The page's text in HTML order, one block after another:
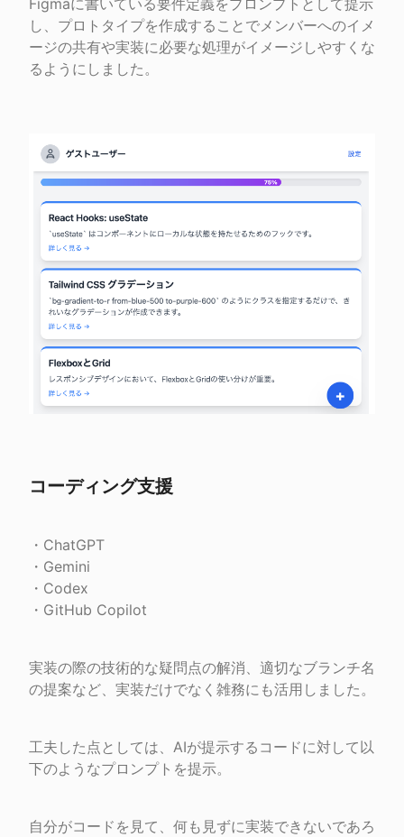
し、プロトタイプを作成することでメンバーへのイメ
ージの共有や実装に必要な処理がイメージしやすくな
るようにしました。
コーディング支援
・ChatGPT
・Gemini
・Codex
・GitHub Copilot
実装の際の技術的な疑問点の解消、適切なブランチ名
の提案など、実装だけでなく雑務にも活用しました。
工夫した点としては、AIが提示するコードに対して以
下のようなプロンプトを提示。
自分がコードを見て、何も見ずに実装できないであろ